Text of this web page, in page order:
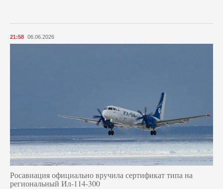
21:58 06.06.2026
Росавиация официально вручила сертификат типа на
региональный Ил-114-300